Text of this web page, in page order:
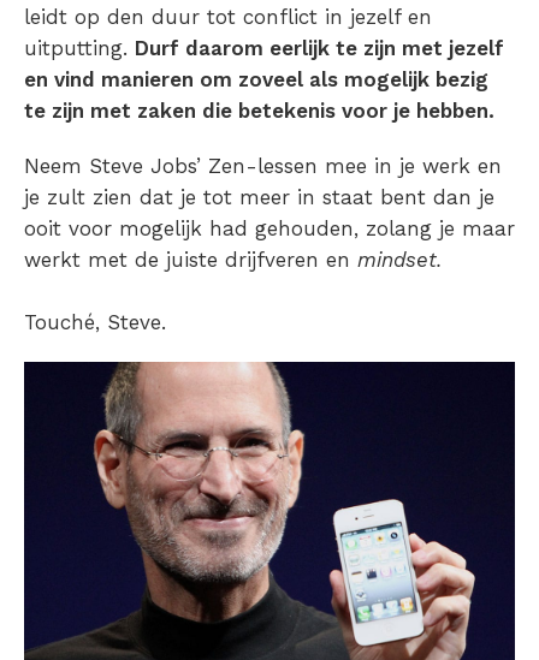
leidt op den duur tot conflict in jezelf en
uitputting. Durf daarom eerlijk te zijn met jezelf
en vind manieren om zoveel als mogelijk bezig
te zijn met zaken die betekenis voor je hebben.
Neem Steve Jobs’ Zen-lessen mee in je werk en
je zult zien dat je tot meer in staat bent dan je
ooit voor mogelijk had gehouden, zolang je maar
werkt met de juiste drijfveren en mindset.
Touché, Steve.